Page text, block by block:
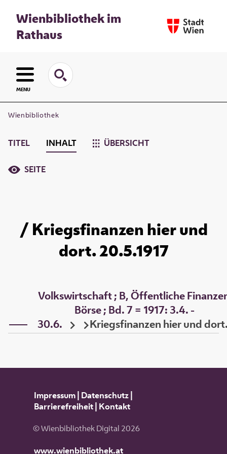
Wienbibliothek im
Rathaus
MENU
Wienbibliothek
TITEL INHALT ÜBERSICHT
SEITE
/ Kriegsfinanzen hier und
dort. 20.5.1917
Volkswirtschaft ; B, Öffentliche
Börse ; Bd. 7 = 1917: 3.4. -
30.6.
Kriegsfinanzen hier und
Impressum| Datenschutz|
Barrierefreiheit| Kontakt
© Wienbibliothek Digital 2026
www.wienbibliothek.at